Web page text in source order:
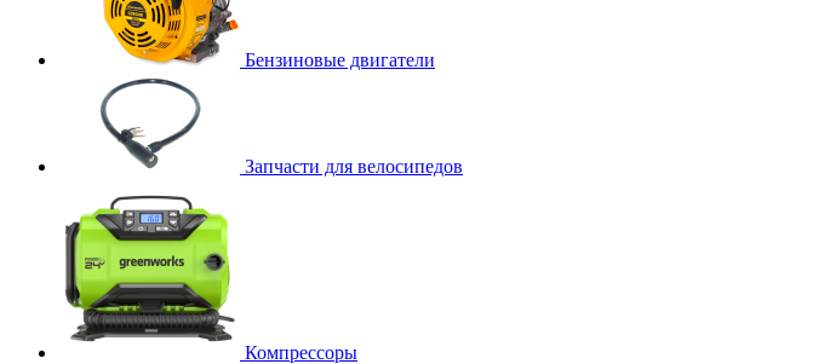
Бензиновые двигатели
Запчасти для велосипедов
Компрессоры